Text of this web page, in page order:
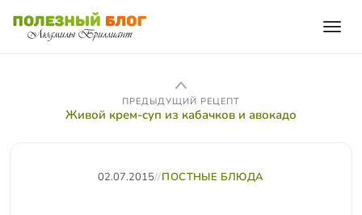
ПРЕДЫДУЩИЙ РЕЦЕПТ
Живой крем-суп из кабачков и авокадо
02.07.2015//ПОСТНЫЕ БЛЮДА